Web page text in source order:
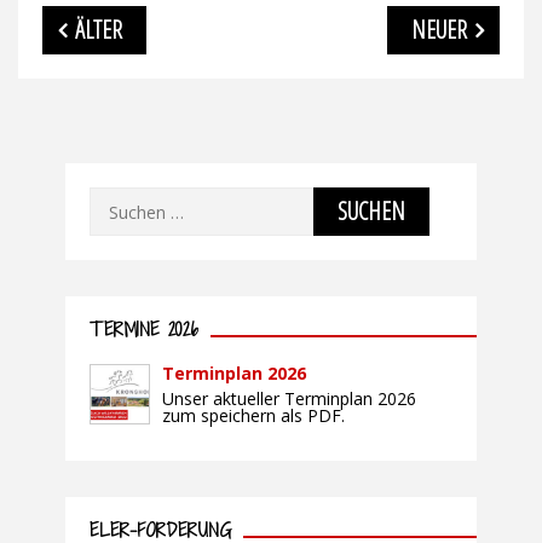
Beitragsnavigation
ÄLTER NEUER
Suchen
TERMINE 2026
Terminplan 2026
Unser aktueller Terminplan 2026
zum speichern als PDF.
ELER-FÖRDERUNG